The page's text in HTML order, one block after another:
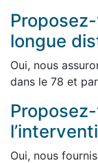
longue
Oui, nous
dans le 78 et
Oui, nous